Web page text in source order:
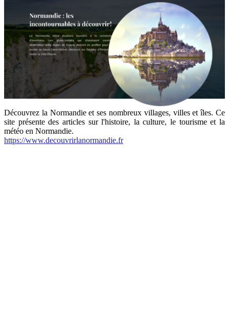
Découvrez la Normandie et ses nombreux villages, villes et îles. Ce
site présente des articles sur l'histoire, la culture, le tourisme et la
météo en Normandie.
https://www.decouvrirlanormandie.fr